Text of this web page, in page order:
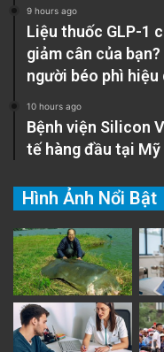
9 hours ago
Liệu thuốc GLP-1
giảm cân của
người béo phì hiệu
10 hours ago
Bệnh viện Silicon
tế hàng đầu tại Mỹ
Hình Ảnh Nổi Bật